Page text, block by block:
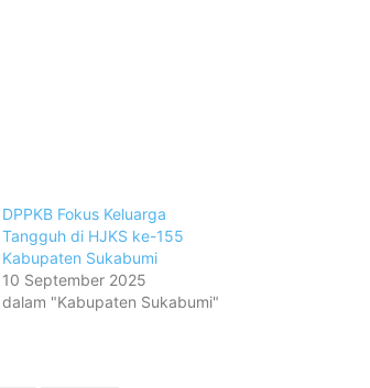
DPPKB Fokus Keluarga
Tangguh di HJKS ke-155
Kabupaten Sukabumi
10 September 2025
dalam "Kabupaten Sukabumi"